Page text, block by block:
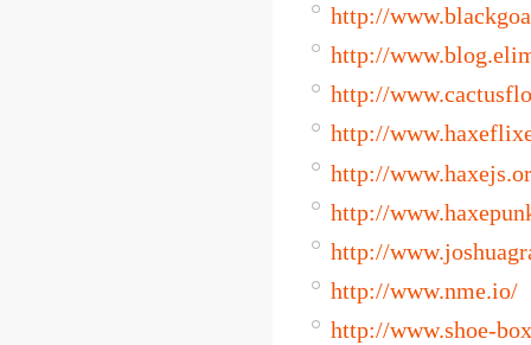
http://
http://
http://
http://
http://
http://
http://
http://www.nme.io/
http://www.shoe-